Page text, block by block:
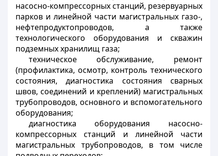
насосно-компрессорных станций, резервуарных
парков и линейной части магистральных газо-,
нефтепродуктопроводов, а также
технологического оборудования и скважин
подземных хранилищ газа;
техническое обслуживание, ремонт
(профилактика, осмотр, контроль технического
состояния, диагностика состояния сварных
швов, соединений и креплений) магистральных
трубопроводов, основного и вспомогательного
оборудования;
диагностика оборудования насосно-
компрессорных станций и линейной части
магистральных трубопроводов, в том числе